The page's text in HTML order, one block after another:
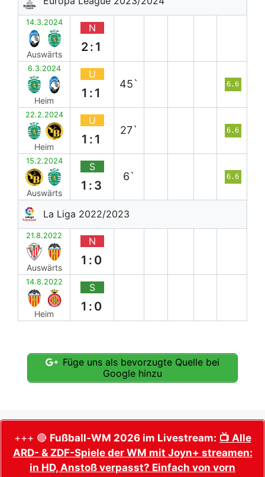
14.3.2024
Auswärts
N
2:1
6.3.2024
Heim
U
1:1
45` 6.6
22.2.2024
Heim
U
1:1
27` 6.6
15.2.2024
Auswärts
S
1:3
6` 6.6
La Liga 2022/2023
21.8.2022
Auswärts
N
1:0
14.8.2022
Heim
S
1:0
Füge uns als bevorzugte Quelle bei
Google hinzu
+++ 🔴 Fußball-WM 2026 im Livestream: 📺 Alle
ARD- & ZDF-Spiele der WM mit Joyn+ streamen:
in HD, Anstoß verpasst? Einfach von vorn